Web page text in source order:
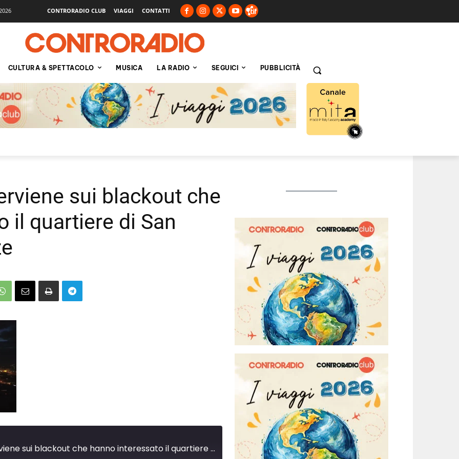
CONTRORADIO CLUB VIAGGI CONTATTI
CULTURA & SPETTACOLO MUSICA LA RADIO SEGUICI PUBBLICITÀ
sui blackout che
il quartiere di San
Lorenzo Masi interviene sui blackout che hanno interessato il quartiere di San Frediano a Firenze